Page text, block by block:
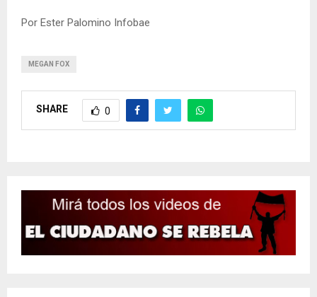
Por Ester Palomino Infobae
MEGAN FOX
SHARE 0